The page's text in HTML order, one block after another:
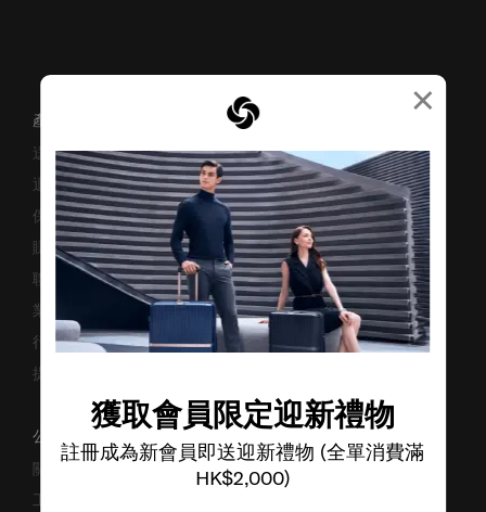
×
獲取會員限定迎新禮物
註冊成為新會員即送迎新禮物 (全單消費滿
HK$2,000)
產品支援/常見問題
送貨安排
退貨與換貨
保修條款及細則
賺取「亞洲萬里通」條款
聯絡我們
業務諮詢
行李箱搜尋器
提防偽冒網站
公司資料
關於我們
工作機會